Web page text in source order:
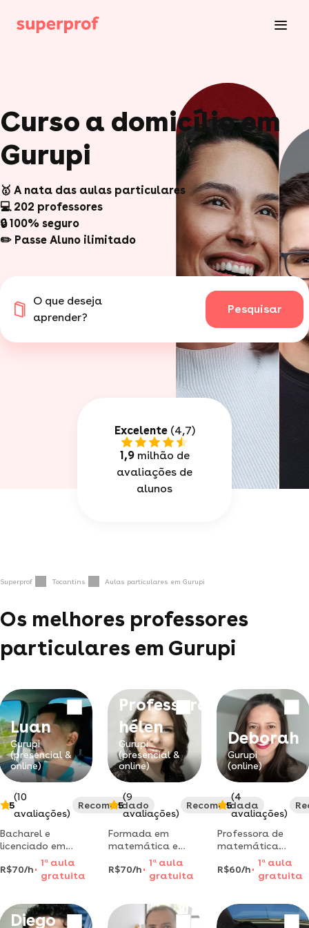
Curso a domicílio em
Gurupi
🥇 A nata das aulas particulares
💻 202 professores
🔒 100% seguro
✏️ Passe Aluno ilimitado
O que deseja
aprender?
Pesquisar
Excelente(4,7)
1,9milhão de
avaliações de
alunos
Superprof Tocantins Aulas particulares em Gurupi
Os melhores professores
particulares em Gurupi
Luan
Gurupi
(presencial &
online)
5
(10
avaliações)
Recomendado
Bacharel e
licenciado em
terminando
licenciatura em
especialização em
docência no ensino
R$70/h
1 aaula
gratuita
Professora
hélen
Gurupi
(presencial &
online)
5
(9
avaliações)
Recomendada
Formada em
matemática e
especialista em
docência no ensino
superior e em
ensino da
matemática e da
R$70/h
1 a aula
gratuita
Deborah
Gurupi
(online)
5
(4
avaliações)
Professora de
matemática
graduada (ufpi) -
esp. em ensino
(ifpi) | reforço
e exatas para
engenharia
R$60/h
1 aaula
gratuita
Diego